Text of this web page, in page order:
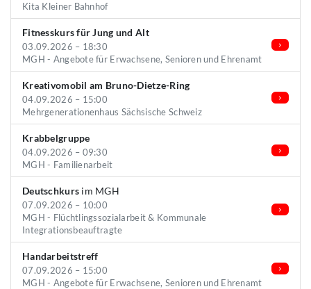
Kita Kleiner Bahnhof
Fitnesskurs für Jung und Alt
03.09.2026 – 18:30
MGH - Angebote für Erwachsene, Senioren und Ehrenamt
Kreativomobil am Bruno-Dietze-Ring
04.09.2026 – 15:00
Mehrgenerationenhaus Sächsische Schweiz
Krabbelgruppe
04.09.2026 – 09:30
MGH - Familienarbeit
Deutschkurs im MGH
07.09.2026 – 10:00
MGH - Flüchtlingssozialarbeit & Kommunale
Integrationsbeauftragte
Handarbeitstreff
07.09.2026 – 15:00
MGH - Angebote für Erwachsene, Senioren und Ehrenamt